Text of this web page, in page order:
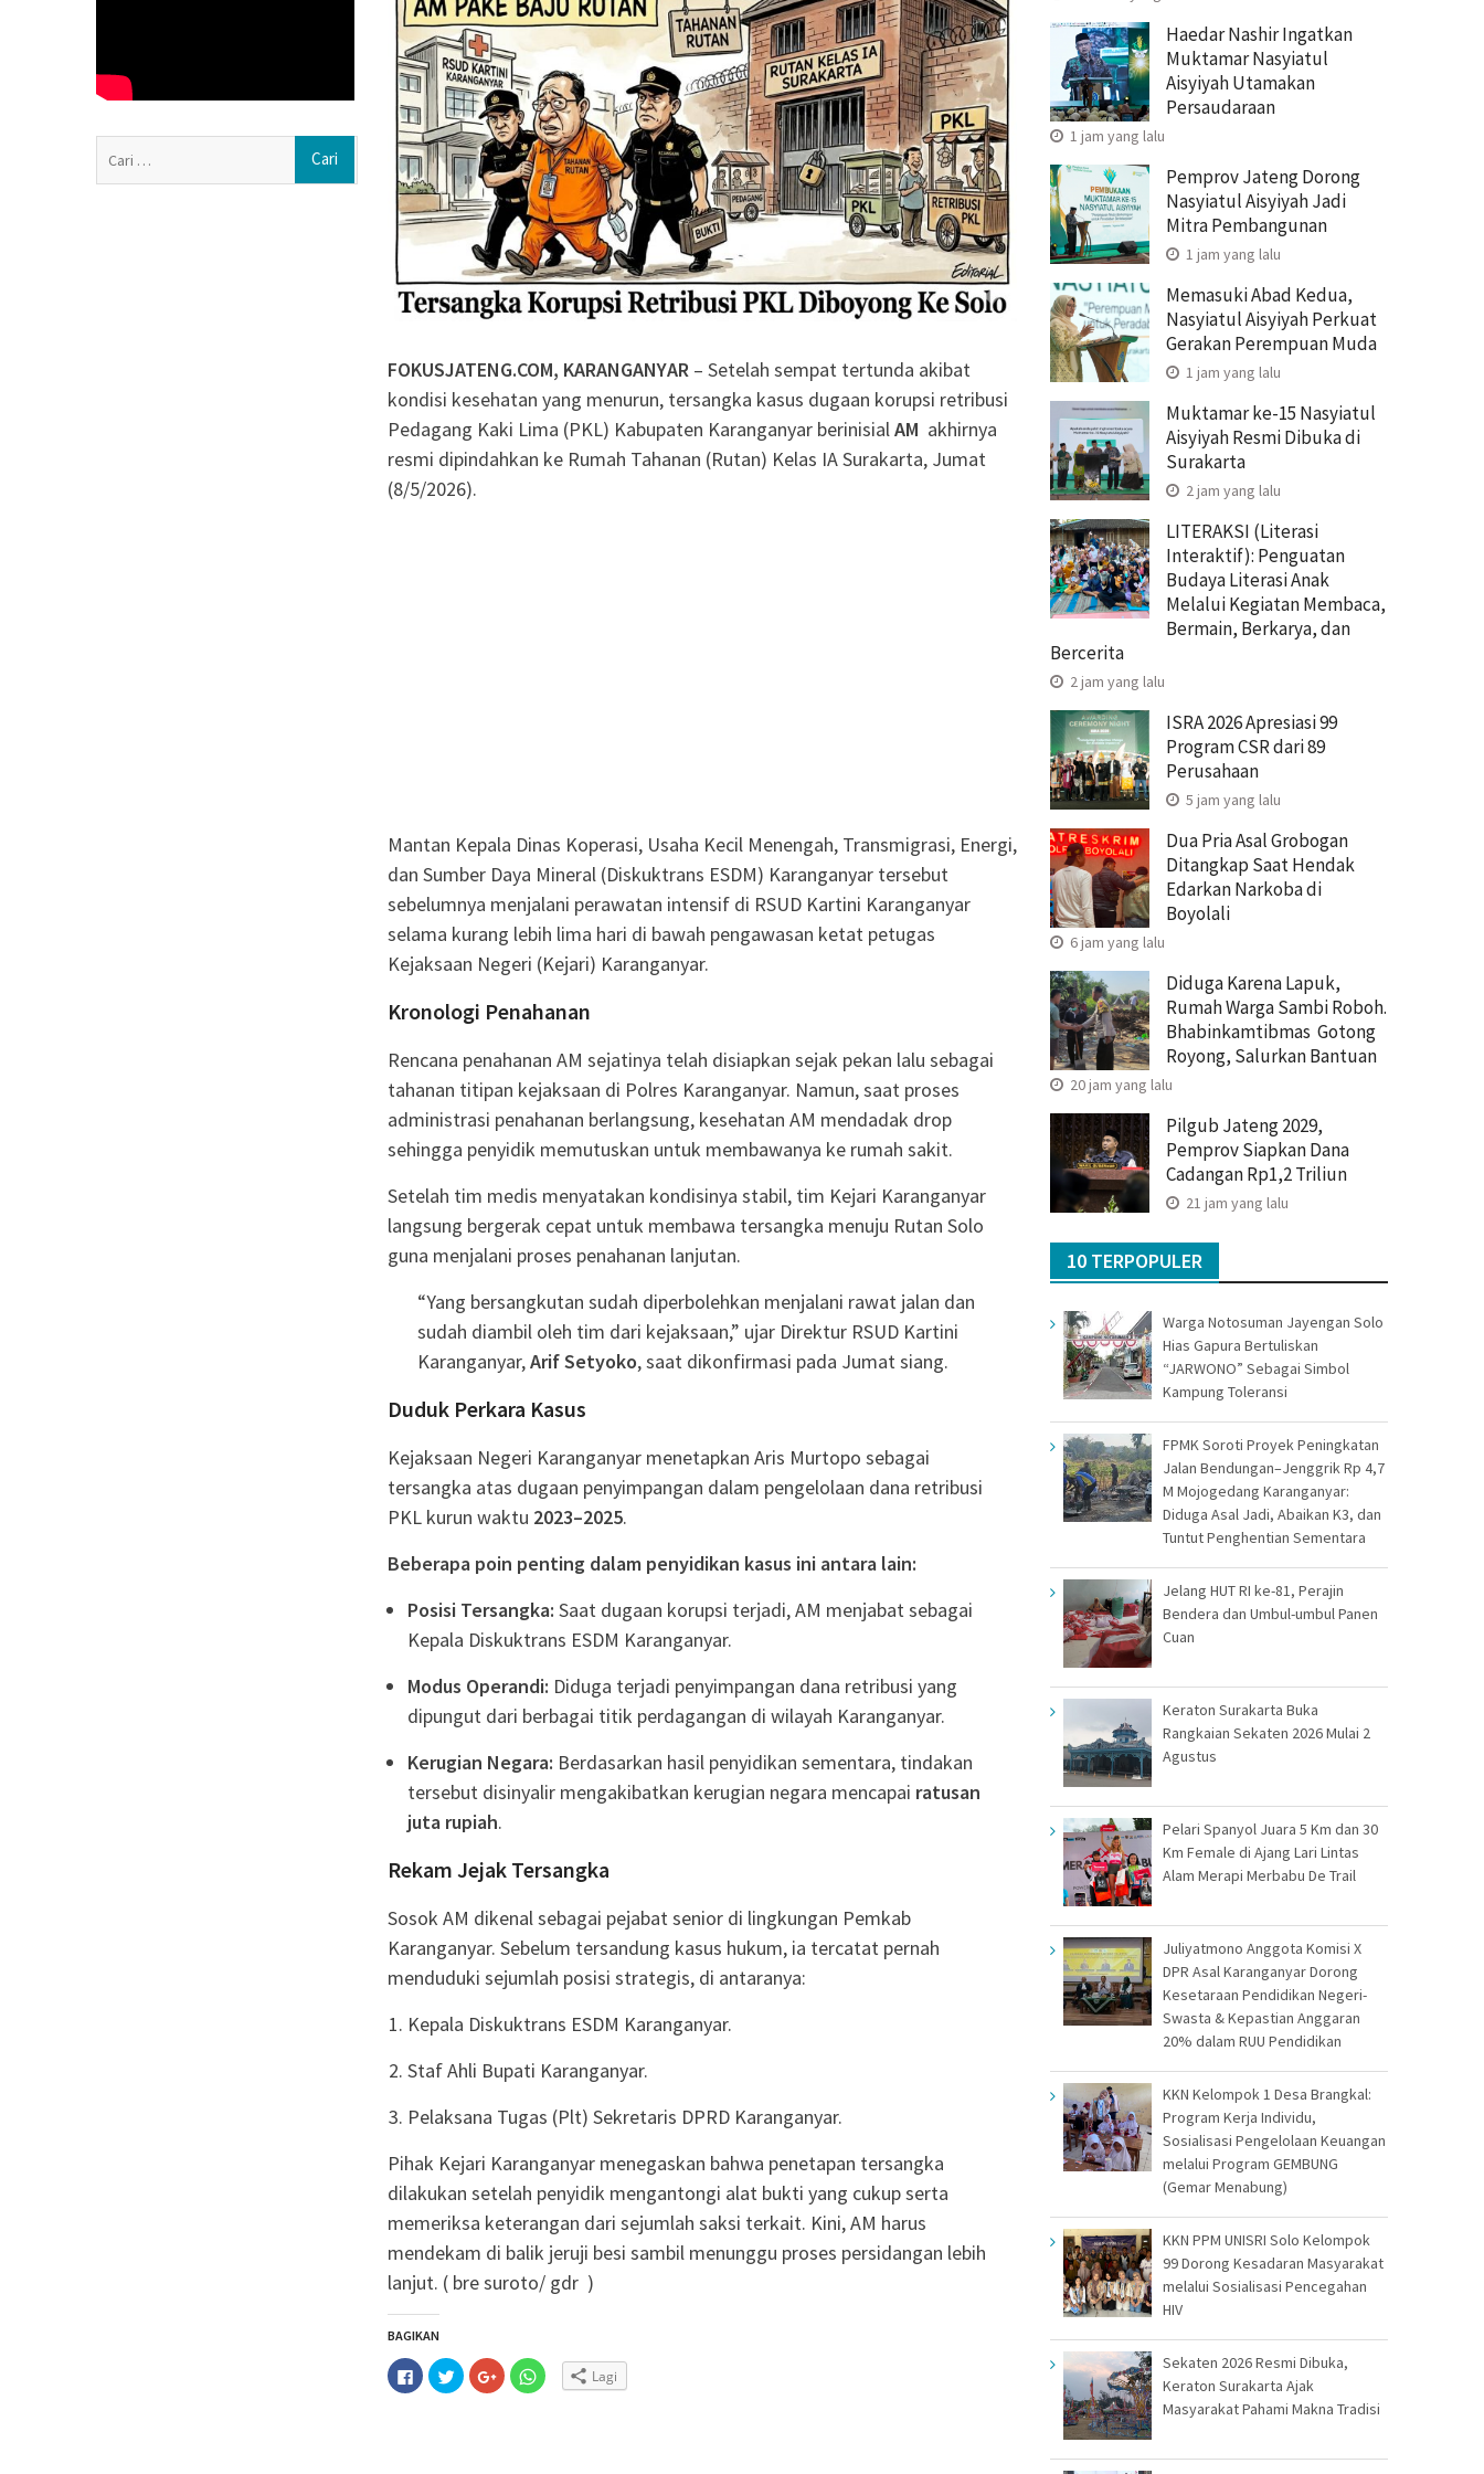
Resmi Dibuka di Surakarta
LITERAKSI (Literasi Interaktif):
Penguatan Budaya Literasi Anak
Melalui Kegiatan Membaca, Bermain,
Berkarya, dan Bercerita
ISRA 2026 Apresiasi 99 Program CSR
dari 89 Perusahaan
FOKUSJATENG.COM, KARANGANYAR – Setelah sempat tertunda akibat
kondisi kesehatan yang menurun, tersangka kasus dugaan korupsi retribusi
Pedagang Kaki Lima (PKL) Kabupaten Karanganyar berinisialAM akhirnya
resmi dipindahkan ke Rumah Tahanan (Rutan) Kelas IA Surakarta, Jumat
(8/5/2026).
Mantan Kepala Dinas Koperasi, Usaha Kecil Menengah, Transmigrasi, Energi,
dan Sumber Daya Mineral (Diskuktrans ESDM) Karanganyar tersebut
sebelumnya menjalani perawatan intensif di RSUD Kartini Karanganyar
selama kurang lebih lima hari di bawah pengawasan ketat petugas
Kejaksaan Negeri (Kejari) Karanganyar.
Kronologi Penahanan
Rencana penahanan AM sejatinya telah disiapkan sejak pekan lalu sebagai
tahanan titipan kejaksaan di Polres Karanganyar. Namun, saat proses
administrasi penahanan berlangsung, kesehatan AM mendadak drop
sehingga penyidik memutuskan untuk membawanya ke rumah sakit.
Setelah tim medis menyatakan kondisinya stabil, tim Kejari Karanganyar
langsung bergerak cepat untuk membawa tersangka menuju Rutan Solo
guna menjalani proses penahanan lanjutan.
“Yang bersangkutan sudah diperbolehkan menjalani rawat jalan dan
sudah diambil oleh tim dari kejaksaan,” ujar Direktur RSUD Kartini
Karanganyar,Arif Setyoko, saat dikonfirmasi pada Jumat siang.
Duduk Perkara Kasus
Kejaksaan Negeri Karanganyar menetapkan Aris Murtopo sebagai
tersangka atas dugaan penyimpangan dalam pengelolaan dana retribusi
PKL kurun waktu 2023–2025.
Beberapa poin penting dalam penyidikan kasus ini antara lain:
Posisi Tersangka: Saat dugaan korupsi terjadi, AM menjabat sebagai
Kepala Diskuktrans ESDM Karanganyar.
Modus Operandi: Diduga terjadi penyimpangan dana retribusi yang
dipungut dari berbagai titik perdagangan di wilayah Karanganyar.
Kerugian Negara: Berdasarkan hasil penyidikan sementara, tindakan
tersebut disinyalir mengakibatkan kerugian negara mencapai ratusan
juta rupiah.
Rekam Jejak Tersangka
Sosok AM dikenal sebagai pejabat senior di lingkungan Pemkab
Karanganyar. Sebelum tersandung kasus hukum, ia tercatat pernah
menduduki sejumlah posisi strategis, di antaranya:
Kepala Diskuktrans ESDM Karanganyar.
Staf Ahli Bupati Karanganyar.
Pelaksana Tugas (Plt) Sekretaris DPRD Karanganyar.
Pihak Kejari Karanganyar menegaskan bahwa penetapan tersangka
dilakukan setelah penyidik mengantongi alat bukti yang cukup serta
memeriksa keterangan dari sejumlah saksi terkait. Kini, AM harus
mendekam di balik jeruji besi sambil menunggu proses persidangan lebih
lanjut. ( bre suroto/ gdr )
BAGIKAN
Klik
untuk
membagikan
Klik
untuk
berbagi
Klik
untuk
berbagi
Klik
untuk Lagi
Haedar Nashir Ingatkan
Muktamar Nasyiatul
Aisyiyah Utamakan
Persaudaraan
1 jam yang lalu
Pemprov Jateng Dorong
Nasyiatul Aisyiyah Jadi
Mitra Pembangunan
1 jam yang lalu
Memasuki Abad Kedua,
Nasyiatul Aisyiyah Perkuat
Gerakan Perempuan Muda
1 jam yang lalu
Muktamar ke-15 Nasyiatul
Aisyiyah Resmi Dibuka di
Surakarta
2 jam yang lalu
LITERAKSI (Literasi
Interaktif): Penguatan
Budaya Literasi Anak
Melalui Kegiatan Membaca,
Bermain, Berkarya, dan
Bercerita
2 jam yang lalu
ISRA 2026 Apresiasi 99
Program CSR dari 89
Perusahaan
5 jam yang lalu
Dua Pria Asal Grobogan
Ditangkap Saat Hendak
Edarkan Narkoba di
Boyolali
6 jam yang lalu
Diduga Karena Lapuk,
Rumah Warga Sambi Roboh.
Bhabinkamtibmas Gotong
Royong, Salurkan Bantuan
20 jam yang lalu
Pilgub Jateng 2029,
Pemprov Siapkan Dana
Cadangan Rp1,2 Triliun
21 jam yang lalu
10 TERPOPULER
Warga Notosuman Jayengan Solo
Hias Gapura Bertuliskan
“JARWONO” Sebagai Simbol
Kampung Toleransi
FPMK Soroti Proyek Peningkatan
Jalan Bendungan–Jenggrik Rp 4,7
M Mojogedang Karanganyar:
Diduga Asal Jadi, Abaikan K3, dan
Tuntut Penghentian Sementara
Jelang HUT RI ke-81, Perajin
Bendera dan Umbul-umbul Panen
Cuan
Keraton Surakarta Buka
Rangkaian Sekaten 2026 Mulai 2
Agustus
Pelari Spanyol Juara 5 Km dan 30
Km Female di Ajang Lari Lintas
Alam Merapi Merbabu De Trail
Juliyatmono Anggota Komisi X
DPR Asal Karanganyar Dorong
Kesetaraan Pendidikan Negeri-
Swasta & Kepastian Anggaran
20% dalam RUU Pendidikan
KKN Kelompok 1 Desa Brangkal:
Program Kerja Individu,
Sosialisasi Pengelolaan Keuangan
melalui Program GEMBUNG
(Gemar Menabung)
KKN PPM UNISRI Solo Kelompok
99 Dorong Kesadaran Masyarakat
melalui Sosialisasi Pencegahan
HIV
Sekaten 2026 Resmi Dibuka,
Keraton Surakarta Ajak
Masyarakat Pahami Makna Tradisi
untuk: